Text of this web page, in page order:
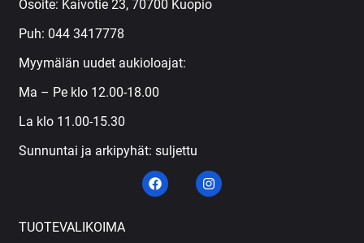
Osoite: Kaivotie 23, 70700 Kuopio
Puh: 044 3417778
Myymälän uudet aukioloajat:
Ma – Pe klo 12.00-18.00
La klo 11.00-15.30
Sunnuntai ja arkipyhät: suljettu
TUOTEVALIKOIMA